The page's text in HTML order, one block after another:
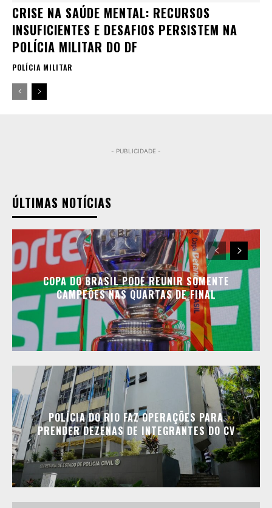
CRISE NA SAÚDE MENTAL: RECURSOS
INSUFICIENTES E DESAFIOS PERSISTEM NA
POLÍCIA MILITAR DO DF
POLÍCIA MILITAR
- PUBLICIDADE -
ÚLTIMAS NOTÍCIAS
COPA DO BRASIL PODE REUNIR SOMENTE
CAMPEÕES NAS QUARTAS DE FINAL
POLÍCIA DO RIO FAZ OPERAÇÕES PARA
PRENDER DEZENAS DE INTEGRANTES DO CV